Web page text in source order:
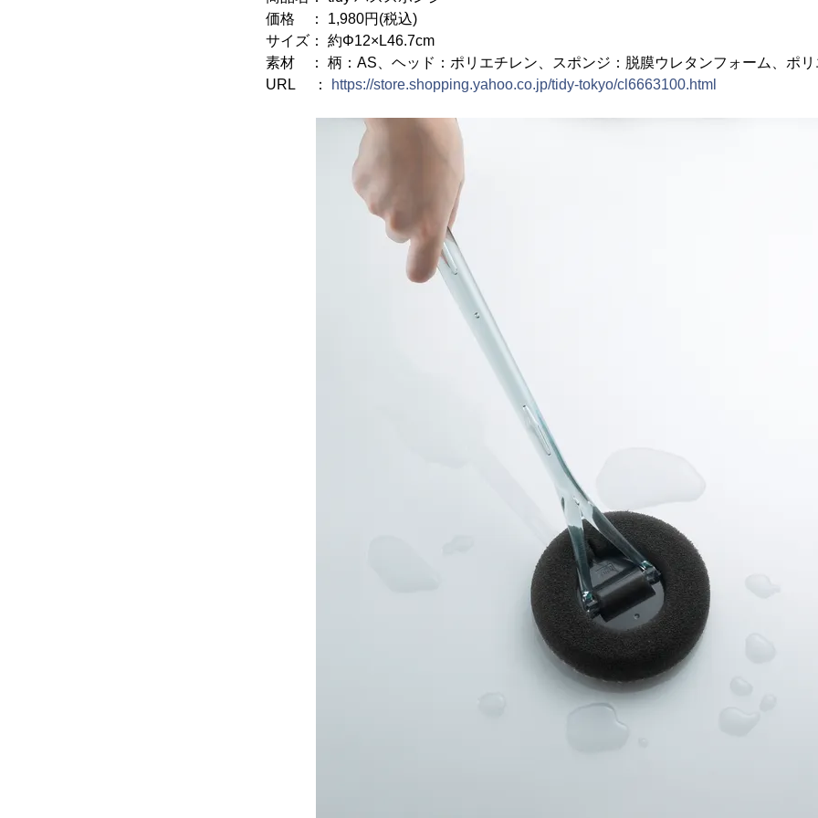
価格 ： 1,980円(税込)
サイズ： 約Φ12×L46.7cm
素材 ： 柄：AS、ヘッド：ポリエチレン、スポンジ：脱膜ウレタンフォーム、ポリ
URL ：
https://store.shopping.yahoo.co.jp/tidy-tokyo/cl6663100.html